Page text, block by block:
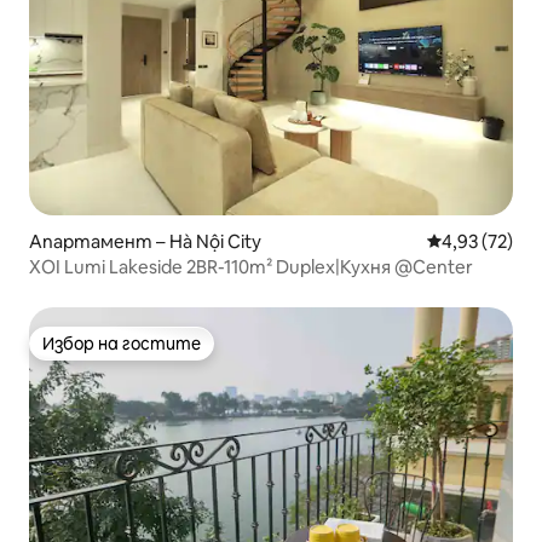
Апартамент – Hà Nội City Средна
4,93 (72)
XOI Lumi Lakeside 2BR-110m² Duplex|Кухня @Center
Избор на гостите
Избор на гостите